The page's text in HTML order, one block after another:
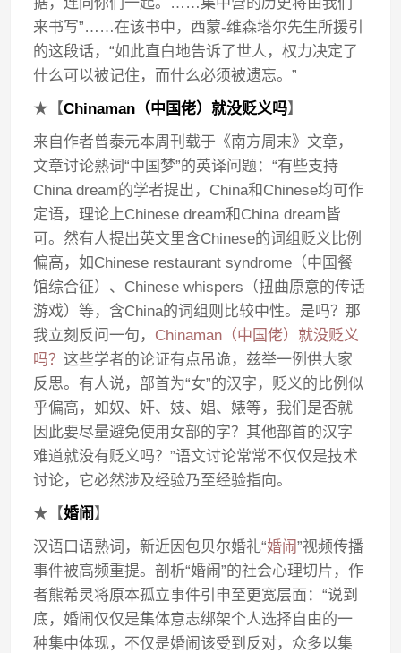
来书写”……在该书中，西蒙-维森塔尔先生所援引
的这段话，“如此直白地告诉了世人，权力决定了
什么可以被记住，而什么必须被遗忘。”
★【Chinaman（中国佬）就没贬义吗】
来自作者曾泰元本周刊载于《南方周末》文章，
文章讨论熟词“中国梦”的英译问题：“有些支持
China dream的学者提出，China和Chinese均可作
定语，理论上Chinese dream和China dream皆
可。然有人提出英文里含Chinese的词组贬义比例
偏高，如Chinese restaurant syndrome（中国餐
馆综合征）、Chinese whispers（扭曲原意的传话
游戏）等，含China的词组则比较中性。是吗？那
我立刻反问一句， Chinaman（中国佬）就没贬义
吗？这些学者的论证有点吊诡，兹举一例供大家
反思。有人说，部首为“女”的汉字，贬义的比例似
乎偏高，如奴、奸、妓、娼、婊等，我们是否就
因此要尽量避免使用女部的字？其他部首的汉字
难道就没有贬义吗？”语文讨论常常不仅仅是技术
讨论，它必然涉及经验乃至经验指向。
★【婚闹 】
汉语口语熟词，新近因包贝尔婚礼“婚闹”视频传播
事件被高频重提。剖析“婚闹”的社会心理切片，作
者熊希灵将原本孤立事件引申至更宽层面：“说到
底，婚闹仅仅是集体意志绑架个人选择自由的一
种集中体现，不仅是婚闹该受到反对，众多以集